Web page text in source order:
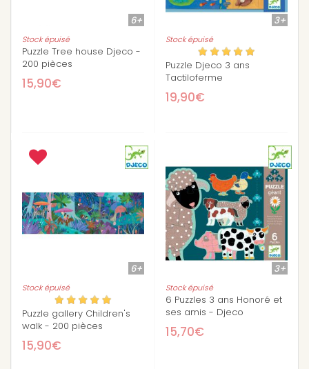
6+
Stock épuisé
Puzzle Tree house Djeco -
200 pièces
15,90€
3+
Stock épuisé
Puzzle Djeco 3 ans
Tactiloferme
19,90€
6+
Stock épuisé
Puzzle gallery Children's
walk - 200 pièces
15,90€
3+
Stock épuisé
6 Puzzles 3 ans Honoré et
ses amis - Djeco
15,70€